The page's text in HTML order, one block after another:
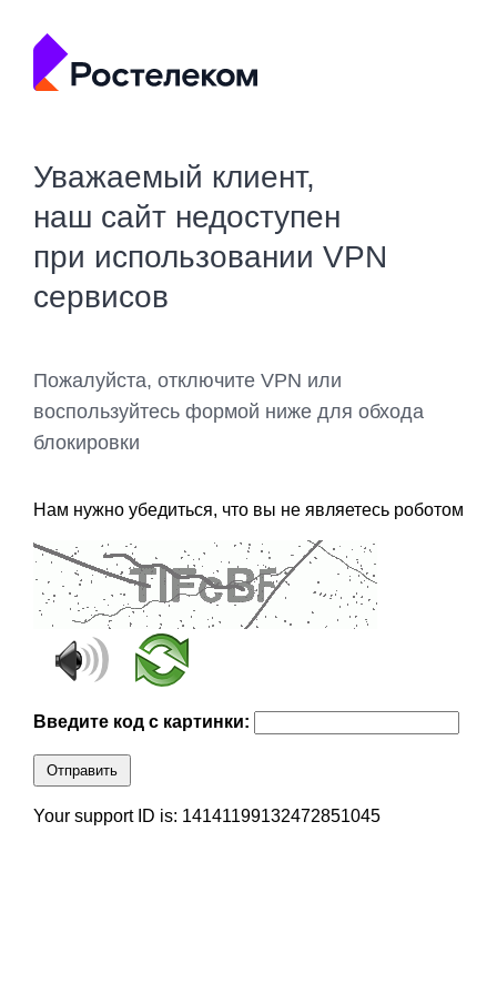
Уважаемый клиент,
наш сайт недоступен
при использовании VPN
сервисов
Пожалуйста, отключите VPN или
воспользуйтесь формой ниже для обхода
блокировки
Нам нужно убедиться, что вы не являетесь роботом
Введите код с картинки:
Отправить
Your support ID is: 14141199132472851045